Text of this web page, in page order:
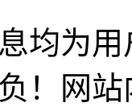
均为
！网